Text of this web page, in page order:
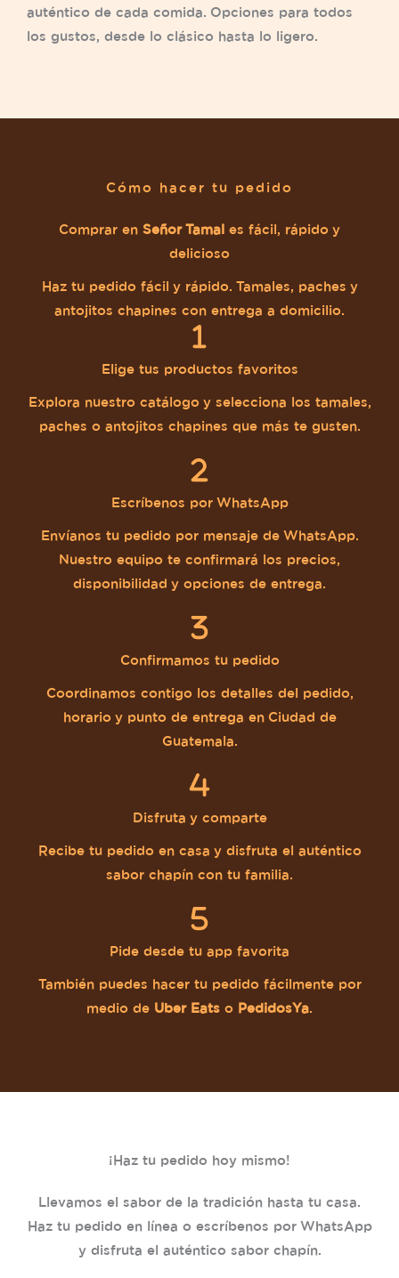
auténtico de cada comida. Opciones para todos
los gustos, desde lo clásico hasta lo ligero.
Cómo hacer tu pedido
Comprar en Señor Tamal es fácil, rápido y
delicioso
Haz tu pedido fácil y rápido. Tamales, paches y
antojitos chapines con entrega a domicilio.
Elige tus productos favoritos
Explora nuestro catálogo y selecciona los tamales,
paches o antojitos chapines que más te gusten.
Escríbenos por WhatsApp
Envíanos tu pedido por mensaje de WhatsApp.
Nuestro equipo te confirmará los precios,
disponibilidad y opciones de entrega.
Confirmamos tu pedido
Coordinamos contigo los detalles del pedido,
horario y punto de entrega en Ciudad de
Guatemala.
Disfruta y comparte
Recibe tu pedido en casa y disfruta el auténtico
sabor chapín con tu familia.
Pide desde tu app favorita
También puedes hacer tu pedido fácilmente por
medio de Uber Eats o PedidosYa.
¡Haz tu pedido hoy mismo!
Llevamos el sabor de la tradición hasta tu casa.
Haz tu pedido en línea o escríbenos por WhatsApp
y disfruta el auténtico sabor chapín.